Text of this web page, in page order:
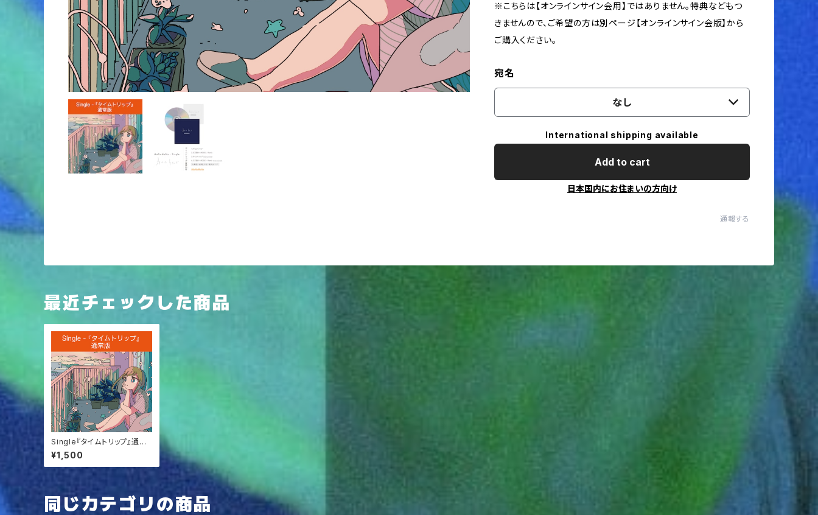
※こちらは【オンラインサイン会用】ではありません。特典などもつ
きませんので、ご希望の方は別ページ【オンラインサイン会版】から
ご購入ください。
宛名
なし
International shipping available
Add to cart
日本国内にお住まいの方向け
通報する
最近チェックした商品
Single『タイムトリップ』通常
版
¥1,500
同じカテゴリの商品